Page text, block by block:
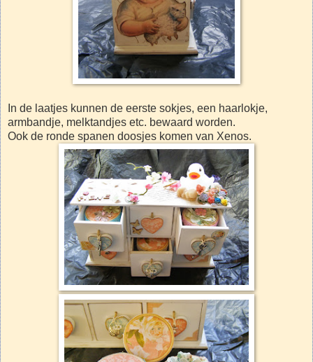
In de laatjes kunnen de eerste sokjes, een haarlokje,
armbandje, melktandjes etc. bewaard worden.
Ook de ronde spanen doosjes komen van Xenos.